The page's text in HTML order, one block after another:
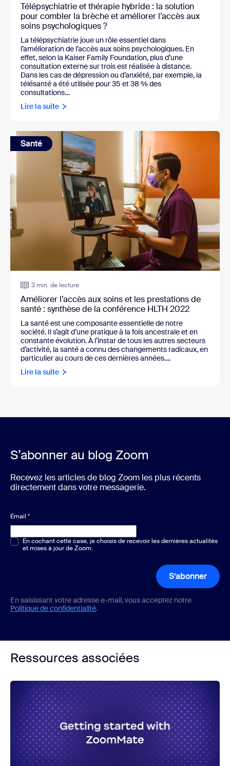
Télépsychiatrie et thérapie hybride : la solution
pour combler la brèche et améliorer l’accès aux
soins psychologiques ?
La télépsychiatrie joue un rôle essentiel dans
l’amélioration de l’accès aux soins psychologiques. En
effet, selon la Kaiser Family Foundation, plus d’une
consultation externe sur trois est réalisée à distance.
Dans les cas de dépression ou d’anxiété, par exemple, la
télésanté a été utilisée pour 35 et 38 % des
consultations…
Lire la suite
Santé
3 min. de lecture
Améliorer l’accès aux soins et les prestations de
santé : synthèse de la conférence HLTH 2022
La santé est une composante essentielle de notre
société. Il s’agit d’une pratique à la fois ancestrale et en
constante évolution. À l’instar de tous les autres secteurs
d’activité, la santé a connu des changements radicaux, en
particulier au cours de ces dernières années....
Lire la suite
S’abonner au blog Zoom
Recevez les articles de blog Zoom les plus récents
directement dans votre messagerie.
Email *
Choix multiple ou unique*
En cochant cette case, je choisis de recevoir les dernières actualités
et mises à jour de Zoom.
S’abonner
En saisissant votre adresse e-mail, vous acceptez notre
Politique de confidentialité.
Ressources associées